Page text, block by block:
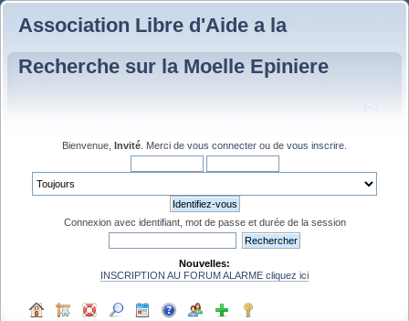
Association Libre d'Aide a la
Recherche sur la Moelle Epiniere
Bienvenue, Invité . Merci de vous connecter ou de vous inscrire
Connexion avec identifiant, mot de passe et durée de la session
Nouvelles:
INSCRIPTION AU FORUM ALARME cliquez ici